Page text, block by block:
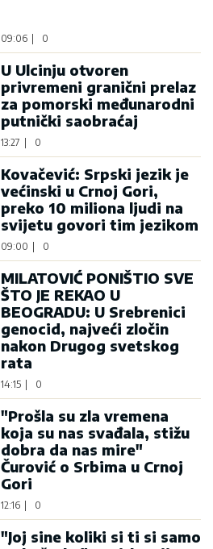
09:06 0
U Ulcinju otvoren
privremeni granični prelaz
za pomorski međunarodni
putnički saobraćaj
13:27 0
Kovačević: Srpski jezik je
većinski u Crnoj Gori,
preko 10 miliona ljudi na
svijetu govori tim jezikom
09:00 0
MILATOVIĆ PONIŠTIO SVE
ŠTO JE REKAO U
BEOGRADU: U Srebrenici
genocid, najveći zločin
nakon Drugog svetskog
rata
14:15 0
"Prošla su zla vremena
koja su nas svađala, stižu
dobra da nas mire"
Čurović o Srbima u Crnoj
Gori
12:16 0
"Joj sine koliki si ti si samo